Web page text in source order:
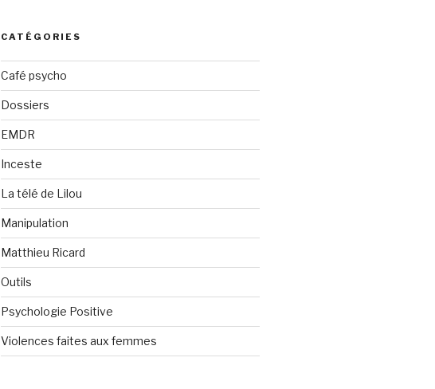
CATÉGORIES
Café psycho
Dossiers
EMDR
Inceste
La télé de Lilou
Manipulation
Matthieu Ricard
Outils
Psychologie Positive
Violences faites aux femmes